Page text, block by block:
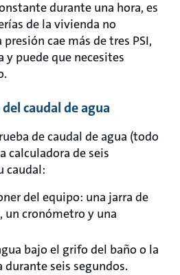
durante una hora, es
de la vivienda no
cae más de tres PSI,
y puede que necesites
caudal de agua
de caudal de agua (todo
calculadora de seis
caudal:
del equipo: una jarra de
un cronómetro y una
bajo el grifo del baño o la
durante seis segundos.